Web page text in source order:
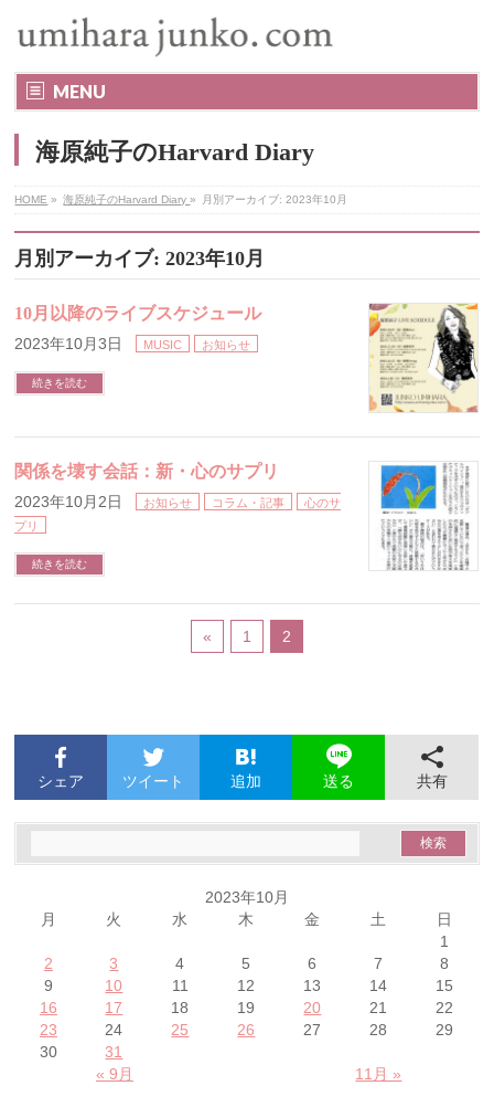
MENU
海原純子のHarvard Diary
HOME » 海原純子のHarvard Diary» 月別アーカイブ: 2023年10月
月別アーカイブ: 2023年10月
10月以降のライブスケジュール
2023年10月3日 MUSIC お知らせ
続きを読む
関係を壊す会話：新・心のサプリ
2023年10月2日 お知らせ コラム・記事
心のサ
プリ
続きを読む
« 1 2
シェア ツイート 追加 送る 共有
2023年10月
月
火 水 木 金 土 日
« 9月 11月 »
1
2
3 4 5 6 7
8
9
10 11 12 13 14
15
16
17 18 19 20 21
22
23
24 25 26 27 28
29
30
31